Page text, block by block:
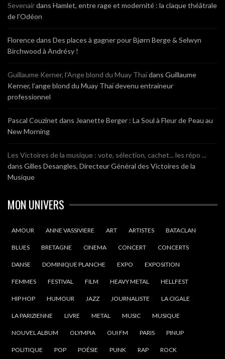
Sevenairdans Hamlet, entre rage et modernité : la claque théâtrale
de l’Odéon
Florencedans Des places à gagner pour Bjørn Berge & Selwyn
Birchwood à Andrésy !
Guillaume Kerner, l’Ange blond du Muay Thaïdans Guillaume
Kerner, l’ange blond du Muay Thaï devenu entraineur
professionnel
Pascal Couzinet dans Jeanette Berger : La Soul à Fleur de Peau au
New Morning
Les Victoires de la musique : vote, sélection, cachet... les répo ...
dans Gilles Desangles, Directeur Général des Victoires de la
Musique
MON UNIVERS
AMOUR ANNE VASSIVIERE ART ARTISTES BATACLAN
BLUES BRETAGNE CINEMA CONCERT CONCERTS
DANSE DOMINIQUE PLANCHE EXPO EXPOSITION
FEMMES FESTIVAL FILM HEAVY METAL HELLFEST
HIP HOP HUMOUR JAZZ JOURNALISTE LA CIGALE
LA PARIZIENNE LIVRE METAL MUSIC MUSIQUE
NOUVEL ALBUM OLYMPIA OUI FM PARIS PINUP
POLITIQUE POP POÉSIE PUNK RAP ROCK